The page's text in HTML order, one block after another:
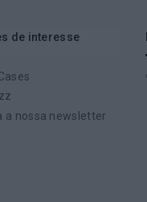
de interesse
a nossa newsletter